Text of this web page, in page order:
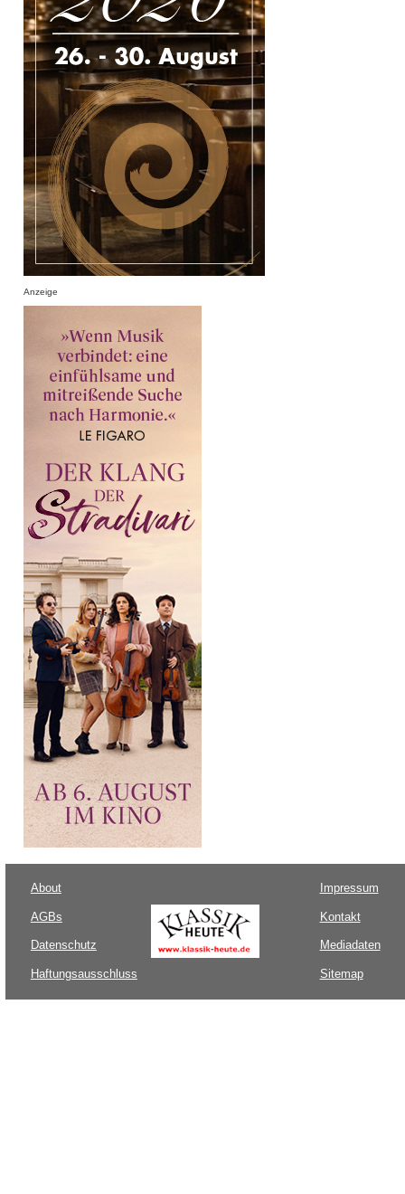
Anzeige
About
AGBs
Datenschutz
Haftungsausschluss
Impressum
Kontakt
Mediadaten
Sitemap